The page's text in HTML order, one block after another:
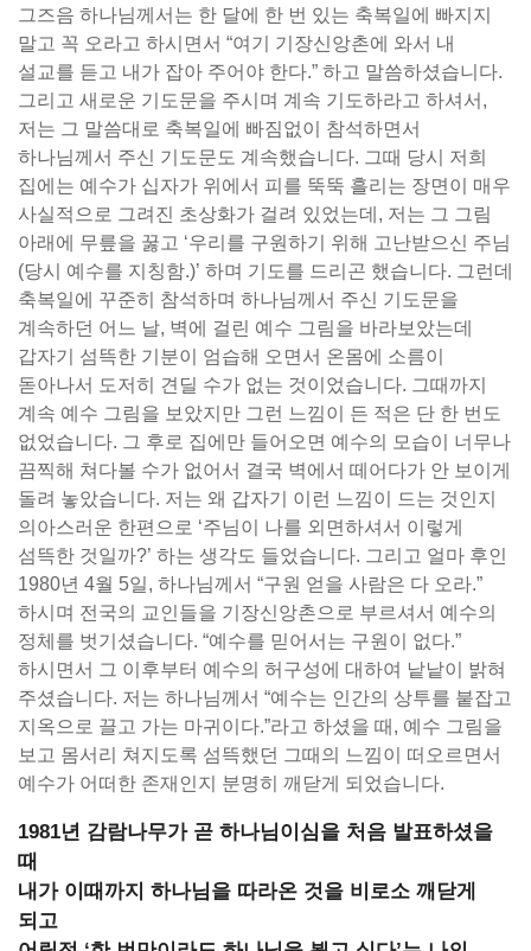
그즈음 하나님께서는 한 달에 한 번 있는 축복일에 빠지지
말고 꼭 오라고 하시면서 “여기 기장신앙촌에 와서 내
설교를 듣고 내가 잡아 주어야 한다.” 하고 말씀하셨습니다.
그리고 새로운 기도문을 주시며 계속 기도하라고 하셔서,
저는 그 말씀대로 축복일에 빠짐없이 참석하면서
하나님께서 주신 기도문도 계속했습니다. 그때 당시 저희
집에는 예수가 십자가 위에서 피를 뚝뚝 흘리는 장면이 매우
사실적으로 그려진 초상화가 걸려 있었는데, 저는 그 그림
아래에 무릎을 꿇고 ‘우리를 구원하기 위해 고난받으신 주님
(당시 예수를 지칭함.)’ 하며 기도를 드리곤 했습니다. 그런데
축복일에 꾸준히 참석하며 하나님께서 주신 기도문을
계속하던 어느 날, 벽에 걸린 예수 그림을 바라보았는데
갑자기 섬뜩한 기분이 엄습해 오면서 온몸에 소름이
돋아나서 도저히 견딜 수가 없는 것이었습니다. 그때까지
계속 예수 그림을 보았지만 그런 느낌이 든 적은 단 한 번도
없었습니다. 그 후로 집에만 들어오면 예수의 모습이 너무나
끔찍해 쳐다볼 수가 없어서 결국 벽에서 떼어다가 안 보이게
돌려 놓았습니다. 저는 왜 갑자기 이런 느낌이 드는 것인지
의아스러운 한편으로 ‘주님이 나를 외면하셔서 이렇게
섬뜩한 것일까?’ 하는 생각도 들었습니다. 그리고 얼마 후인
1980년 4월 5일, 하나님께서 “구원 얻을 사람은 다 오라.”
하시며 전국의 교인들을 기장신앙촌으로 부르셔서 예수의
정체를 벗기셨습니다. “예수를 믿어서는 구원이 없다.”
하시면서 그 이후부터 예수의 허구성에 대하여 낱낱이 밝혀
주셨습니다. 저는 하나님께서 “예수는 인간의 상투를 붙잡고
지옥으로 끌고 가는 마귀이다.”라고 하셨을 때, 예수 그림을
보고 몸서리 쳐지도록 섬뜩했던 그때의 느낌이 떠오르면서
예수가 어떠한 존재인지 분명히 깨닫게 되었습니다.
1981년 감람나무가 곧 하나님이심을 처음 발표하셨을
때
내가 이때까지 하나님을 따라온 것을 비로소 깨닫게
되고